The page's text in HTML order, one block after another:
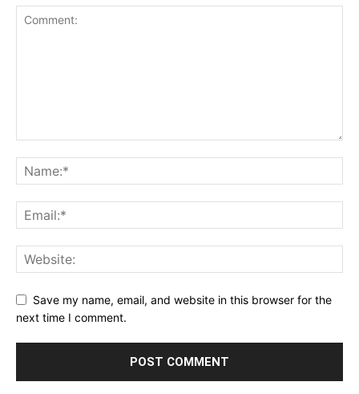
Save my name, email, and website in this browser for the
next time I comment.